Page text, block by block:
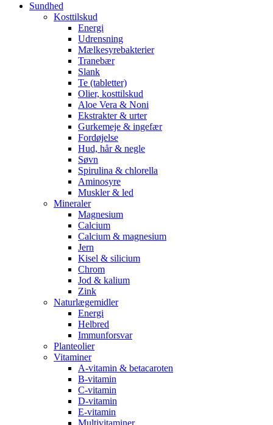
Sundhed
Kosttilskud
Energi
Udrensning
Mælkesyrebakterier
Tranebær
Slank
Te (tabletter)
Olier, kosttilskud
Aloe Vera & Noni
Ekstrakter & urter
Gurkemeje & ingefær
Fordøjelse
Hud, hår & negle
Søvn
Spirulina & chlorella
Aminosyre
Muskler & led
Mineraler
Magnesium
Calcium
Calcium & magnesium
Jern
Kisel & silicium
Chrom
Jod & kalium
Zink
Naturlægemidler
Energi
Helbred
Immunforsvar
Planteolier
Vitaminer
A-vitamin & betacaroten
B-vitamin
C-vitamin
D-vitamin
E-vitamin